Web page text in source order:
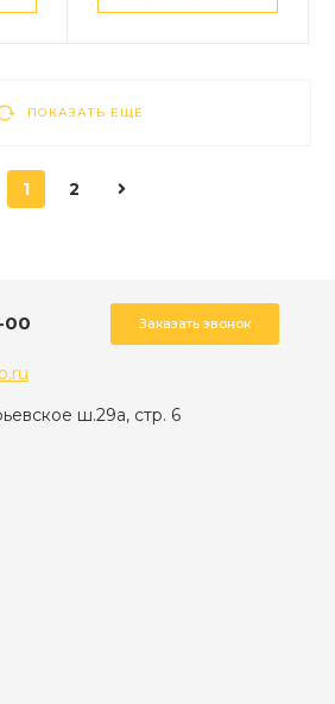
ПОКАЗАТЬ ЕЩЕ
1 2
00 Заказать звонок
ш.29а, стр. 6